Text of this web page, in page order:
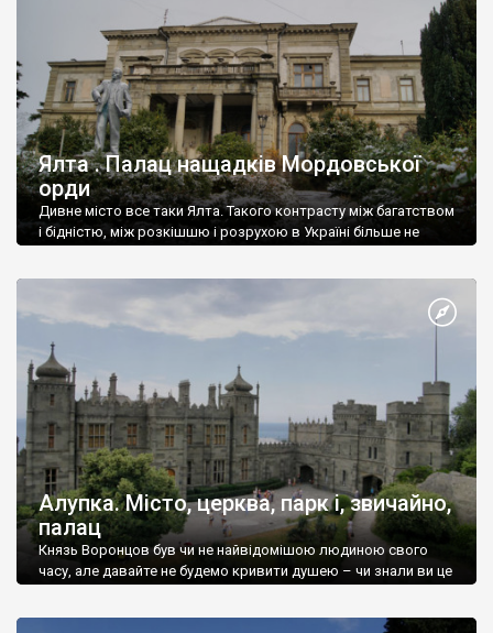
Ялта . Палац нащадків Мордовської
орди
Дивне місто все таки Ялта. Такого контрасту між багатством
і бідністю, між розкішшю і розрухою в Україні більше не
Алупка. Місто, церква, парк і, звичайно,
палац
Князь Воронцов був чи не найвідомішою людиною свого
часу, але давайте не будемо кривити душею – чи знали ви це